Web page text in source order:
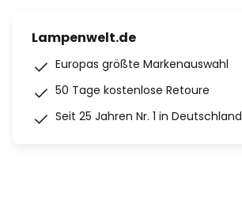
Lampenwelt.de
Europas größte Markenauswahl
50 Tage kostenlose Retoure
Seit 25 Jahren Nr. 1 in Deutschland